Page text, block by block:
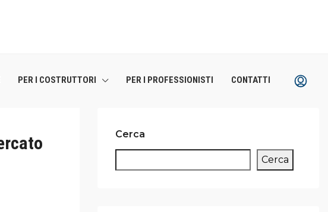
PER I COSTRUTTORI PER I PROFESSIONISTI CONTATTI
Cerca
Cerca